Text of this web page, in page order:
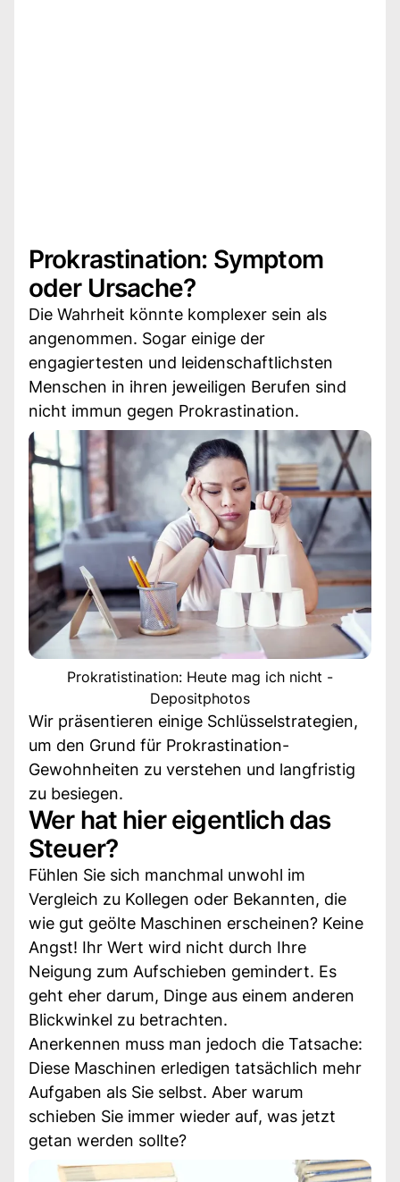
Prokrastination: Symptom
oder Ursache?
Die Wahrheit könnte komplexer sein als
angenommen. Sogar einige der
engagiertesten und leidenschaftlichsten
Menschen in ihren jeweiligen Berufen sind
nicht immun gegen Prokrastination.
Prokratistination: Heute mag ich nicht -
Depositphotos
Wir präsentieren einige Schlüsselstrategien,
um den Grund für Prokrastination-
Gewohnheiten zu verstehen und langfristig
zu besiegen.
Wer hat hier eigentlich das
Steuer?
Fühlen Sie sich manchmal unwohl im
Vergleich zu Kollegen oder Bekannten, die
wie gut geölte Maschinen erscheinen? Keine
Angst! Ihr Wert wird nicht durch Ihre
Neigung zum Aufschieben gemindert. Es
geht eher darum, Dinge aus einem anderen
Blickwinkel zu betrachten.
Anerkennen muss man jedoch die Tatsache:
Diese Maschinen erledigen tatsächlich mehr
Aufgaben als Sie selbst. Aber warum
schieben Sie immer wieder auf, was jetzt
getan werden sollte?